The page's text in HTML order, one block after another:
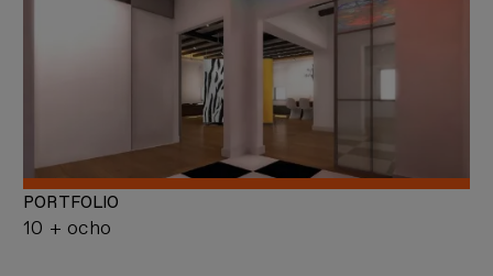
10 + ocho
PORTFOLIO